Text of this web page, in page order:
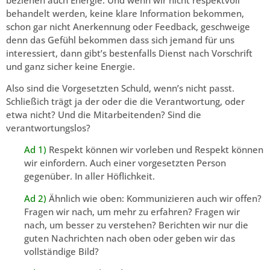
behandelt werden, keine klare Information bekommen,
schon gar nicht Anerkennung oder Feedback, geschweige
denn das Gefühl bekommen dass sich jemand für uns
interessiert, dann gibt’s bestenfalls Dienst nach Vorschrift
und ganz sicher keine Energie.
Also sind die Vorgesetzten Schuld, wenn’s nicht passt.
Schließich trägt ja der oder die die Verantwortung, oder
etwa nicht? Und die Mitarbeitenden? Sind die
verantwortungslos?
Ad 1) Respekt können wir vorleben und Respekt können
wir einfordern. Auch einer vorgesetzten Person
gegenüber. In aller Höflichkeit.
Ad 2) Ähnlich wie oben: Kommunizieren auch wir offen?
Fragen wir nach, um mehr zu erfahren? Fragen wir
nach, um besser zu verstehen? Berichten wir nur die
guten Nachrichten nach oben oder geben wir das
vollständige Bild?